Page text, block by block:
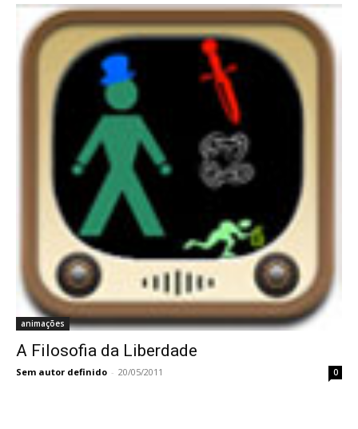
animações
A Filosofia da Liberdade
Sem autor definido - 20/05/2011 0